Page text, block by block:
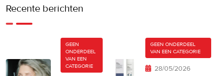
Recente berichten
GEEN
ONDERDEEL
VAN EEN
CATEGORIE
GEEN ONDERDEEL
VAN EEN CATEGORIE
28/05/2026